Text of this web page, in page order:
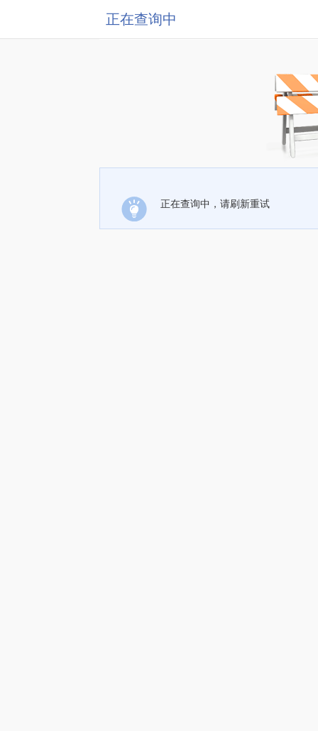
正在查询中
正在查询中，请刷新重试